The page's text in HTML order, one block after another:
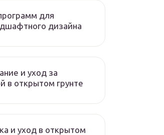
для
дизайна
и уход за
в открытом грунте
и уход в открытом